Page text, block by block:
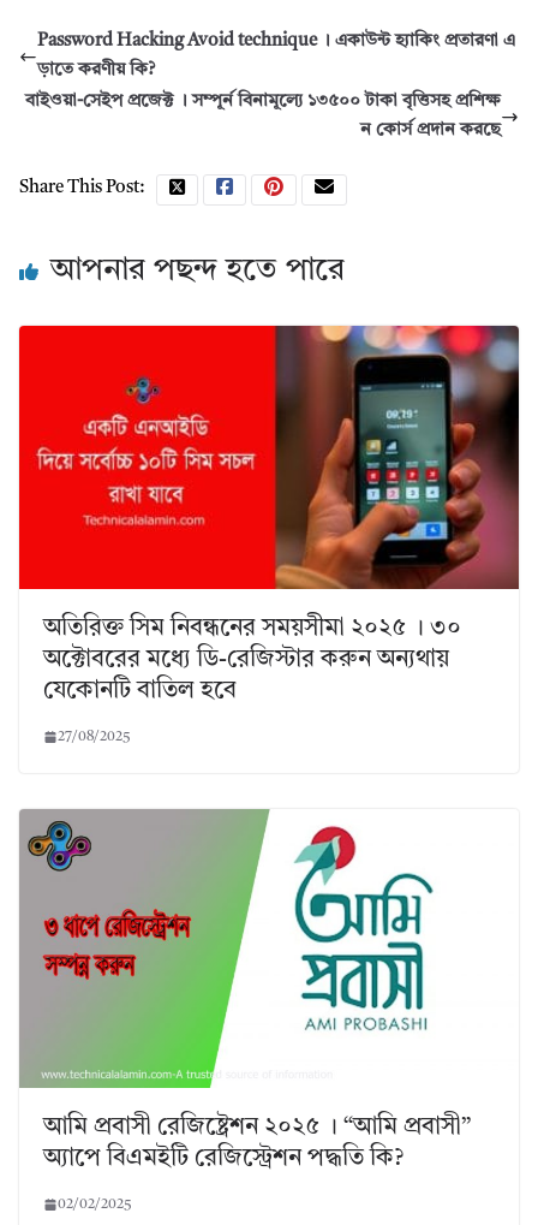
Password Hacking Avoid technique । একাউন্ট হ্যাকিং প্রতারণা এ
ড়াতে করণীয় কি?
বাইওয়া-সেইপ প্রজেক্ট । সম্পূর্ন বিনামূল্যে ১৩৫০০ টাকা বৃত্তিসহ প্রশিক্ষ
ন কোর্স প্রদান করছে
Share This Post:
আপনার পছন্দ হতে পারে
অতিরিক্ত সিম নিবন্ধনের সময়সীমা ২০২৫ । ৩০
অক্টোবরের মধ্যে ডি-রেজিস্টার করুন অন্যথায়
যেকোনটি বাতিল হবে
27/08/2025
আমি প্রবাসী রেজিষ্ট্রেশন ২০২৫ । “আমি প্রবাসী”
অ্যাপে বিএমইটি রেজিস্ট্রেশন পদ্ধতি কি?
02/02/2025